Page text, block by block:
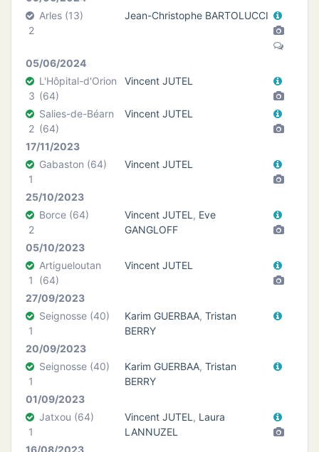
2
Arles (13) Jean-Christophe BARTOLUCCI
05/06/2024
3
L'Hôpital-d'Orion
(64)
Vincent JUTEL
2
Salies-de-Béarn
(64)
Vincent JUTEL
17/11/2023
1
Gabaston (64) Vincent JUTEL
25/10/2023
2
Borce (64) Vincent JUTEL , Eve
GANGLOFF
05/10/2023
1
Artigueloutan
(64)
Vincent JUTEL
27/09/2023
1
Seignosse (40) Karim GUERBAA,Tristan
BERRY
20/09/2023
1
Seignosse (40) Karim GUERBAA,Tristan
BERRY
01/09/2023
1
Jatxou (64) Vincent JUTEL , Laura
LANNUZEL